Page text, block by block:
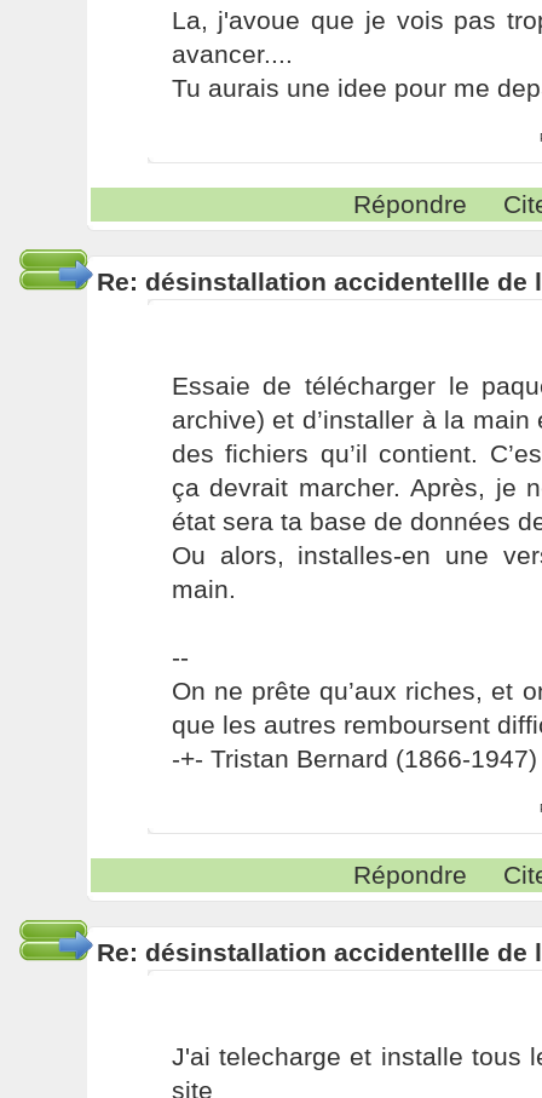
La, j'avoue que je vois pas
avancer....
Tu aurais une idee pour me
Répondre
Re: désinstallation accidentellle de
Essaie de télécharger le
archive) et d’installer à la
des fichiers qu’il contient.
ça devrait marcher. Après, je
état sera ta base de données
Ou alors, installes-en une
main.
--
On ne prête qu’aux riches, et
que les autres remboursent
-+- Tristan Bernard (1866-1947)
Répondre
Re: désinstallation accidentellle de
J'ai telecharge et installe tous
site